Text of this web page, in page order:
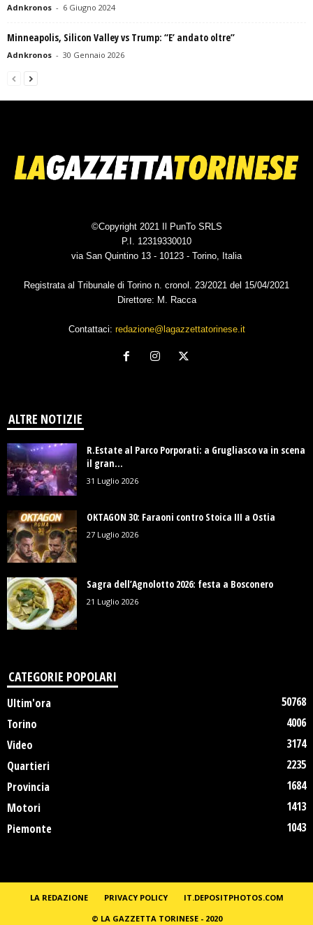
Adnkronos - 6 Giugno 2024
Minneapolis, Silicon Valley vs Trump: “E’ andato oltre”
Adnkronos - 30 Gennaio 2026
©Copyright 2021 Il PunTo SRLS
P.I. 12319330010
via San Quintino 13 - 10123 - Torino, Italia
Registrata al Tribunale di Torino n. cronol. 23/2021 del 15/04/2021
Direttore: M. Racca
Contattaci: redazione@lagazzettatorinese.it
ALTRE NOTIZIE
R.Estate al Parco Porporati: a Grugliasco va in scena
il gran...
31 Luglio 2026
OKTAGON 30: Faraoni contro Stoica III a Ostia
27 Luglio 2026
Sagra dell’Agnolotto 2026: festa a Bosconero
21 Luglio 2026
CATEGORIE POPOLARI
Ultim'ora
50768
Torino
4006
Video
3174
Quartieri
2235
Provincia
1684
Motori
1413
Piemonte
1043
LA REDAZIONE PRIVACY POLICY
IT.DEPOSITPHOTOS.COM
© LA GAZZETTA TORINESE - 2020